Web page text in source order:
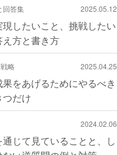
回答集 2025.05.12
現したいこと、挑戦したい
え方と書き方
略 2025.04.25
をあげるためにやるべき
つだけ
2024.02.06
じて見ていることと、し